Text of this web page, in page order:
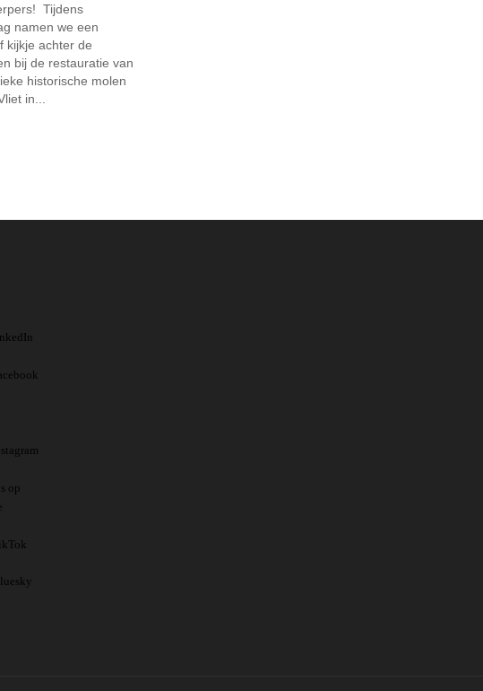
Tijdens
namen we een
kijkje achter de
bij de restauratie van
historische molen
in...
op